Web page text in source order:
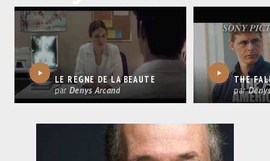
LE RÈGNE DE LA BEAUTÉ
par Denys Arcand par